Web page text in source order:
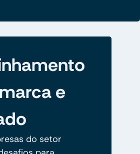
e
do setor